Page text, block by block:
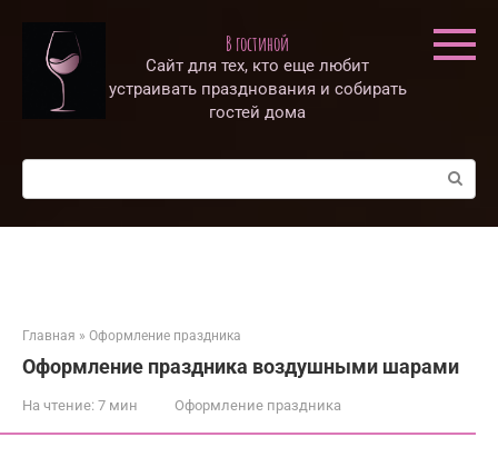
контенту
В гостиной
Сайт для тех, кто еще любит
устраивать празднования и собирать
гостей дома
Поиск:
Главная » Оформление праздника
Оформление праздника воздушными шарами
На чтение: 7 мин Оформление праздника